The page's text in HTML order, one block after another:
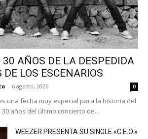
AÑOS DE LA DESPEDIDA
DE LOS ESCENARIOS
- 6 agosto, 2026 0
una fecha muy especial para la historia del
años del último concierto de...
WEEZER PRESENTA SU SINGLE «C.E.O.»